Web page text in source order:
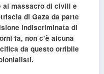
al massacro di civili e
di Gaza da parte
indiscriminata di
fa, non c’è alcuna
da questo orribile